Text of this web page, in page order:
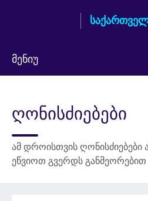
მენიუ
ღონისძიებები
ამ დროისთვის ღონისძიებები
ეწვიოთ გვერდს განმეორებით